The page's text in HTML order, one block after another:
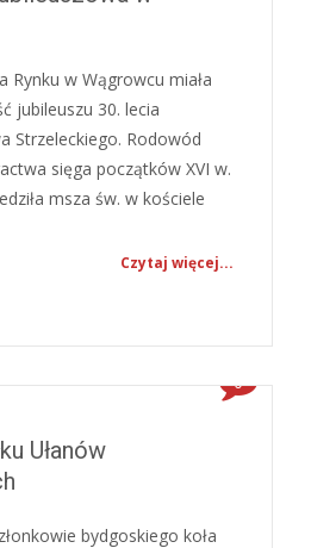
Rynku w Wągrowcu miała
jubileuszu 30. lecia
Strzeleckiego. Rodowód
sięga początków XVI w.
msza św. w kościele
Czytaj więcej...
0
Ułanów
bydgoskiego koła